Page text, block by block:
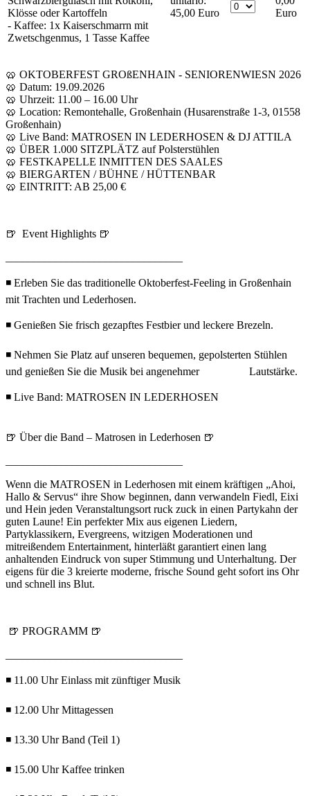
Klösse oder Kartoffeln
- Kaffee: 1x Kaiserschmarrn mit
Zwetschgenmus, 1 Tasse Kaffee
45,00 Euro
Euro
🥨 OKTOBERFEST GROßENHAIN - SENIORENWIESN 2026
🥨 Datum: 19.09.2026
🥨 Uhrzeit: 11.00 – 16.00 Uhr
🥨 Location: Remontehalle, Großenhain (Husarenstraße 1-3, 01558
Großenhain)
🥨 Live Band: MATROSEN IN LEDERHOSEN & DJ ATTILA
🥨 ÜBER 1.000 SITZPLÄTZ auf Polsterstühlen
🥨 FESTKAPELLE INMITTEN DES SAALES
🥨 BIERGARTEN / BÜHNE / HÜTTENBAR
🥨 EINTRITT: AB 25,00 €
🍺 Event Highlights 🍺
◾ Erleben Sie das traditionelle Oktoberfest-Feeling in Großenhain
mit Trachten und Lederhosen.
◾ Genießen Sie frisch gezapftes Festbier und leckere Brezeln.
◾ Nehmen Sie Platz auf unseren bequemen, gepolsterten Stühlen
und genießen Sie die Musik bei angenehmer Lautstärke.
◾ Live Band: MATROSEN IN LEDERHOSEN
🍺 Über die Band – Matrosen in Lederhosen 🍺
Wenn die MATROSEN in Lederhosen mit einem kräftigen „Ahoi,
Hallo & Servus“ ihre Show beginnen, dann verwandeln Fiedl, Eixi
und Hein jeden Veranstaltungsort ruck zuck in einen Partykahn der
guten Laune! Ein perfekter Mix aus eigenen Liedern,
Partyklassikern, Evergreens, witzigen Moderationen und
mitreißendem Entertainment, hinterläßt garantiert einen lang
anhaltenden Eindruck von super Stimmung und Unterhaltung. Der
eigens für die 3 kreierte moderne, frische Sound geht sofort ins Ohr
und schnell ins Blut.
🍺 PROGRAMM 🍺
◾ 11.00 Uhr Einlass mit zünftiger Musik
◾ 12.00 Uhr Mittagessen
◾ 13.30 Uhr Band (Teil 1)
◾ 15.00 Uhr Kaffee trinken